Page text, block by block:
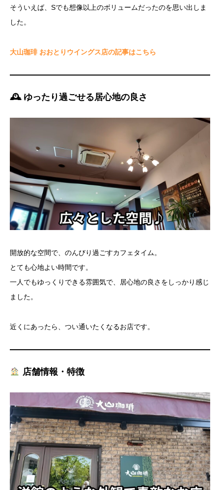
そういえば、Sでも想像以上のボリュームだったのを思い出しま
した。
大山珈琲 おおとりウイングス店の記事はこちら
🕰 ゆったり過ごせる居心地の良さ
開放的な空間で、のんびり過ごすカフェタイム。
とても心地よい時間です。
一人でもゆっくりできる雰囲気で、居心地の良さをしっかり感じ
ました。
近くにあったら、つい通いたくなるお店です。
店舗情報・特徴